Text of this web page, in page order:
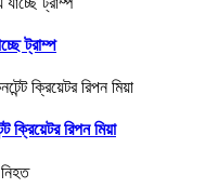
ট্রাম্প
ক্রিয়েটর রিপন মিয়া